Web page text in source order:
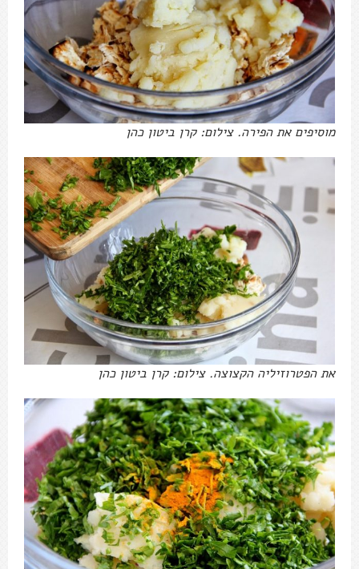
מוסיפים את הפירה. צילום: קרן ביטון כהן
את הפטרוזיליה הקצוצה. צילום: קרן ביטון כהן